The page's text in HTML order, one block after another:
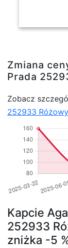
Zmiana
Prada
Zobacz
252933
Kapcie
252933
zniżka -5